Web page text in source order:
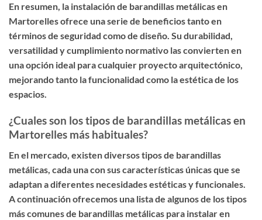
En resumen, la instalación de barandillas metálicas en
Martorelles ofrece una serie de beneficios tanto en
términos de seguridad como de diseño. Su durabilidad,
versatilidad y cumplimiento normativo las convierten en
una opción ideal para cualquier proyecto arquitectónico,
mejorando tanto la funcionalidad como la estética de los
espacios.
¿Cuales son los tipos de barandillas metálicas en
Martorelles más habituales?
En el mercado, existen diversos tipos de barandillas
metálicas, cada una con sus características únicas que se
adaptan a diferentes necesidades estéticas y funcionales.
A continuación ofrecemos una lista de algunos de los tipos
más comunes de barandillas metálicas para instalar en